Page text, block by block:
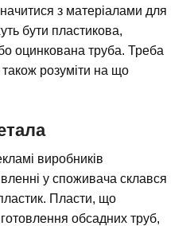
з матеріалами для
бути пластикова,
оцинкована труба. Треба
також розуміти на що
виробників
у споживача склався
Пласти, що
обсадних труб,